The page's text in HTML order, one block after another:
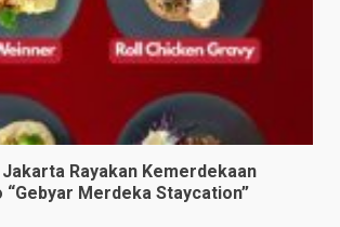
Rayakan Kemerdekaan
Merdeka Staycation”